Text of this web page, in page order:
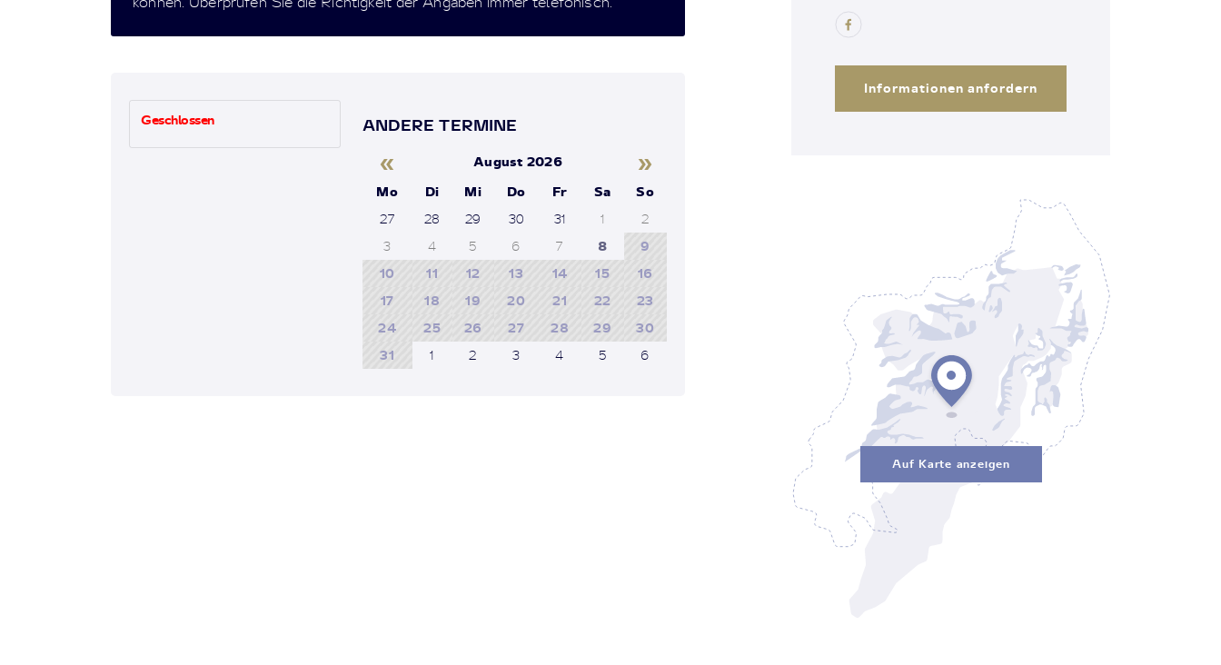
Geschlossen ANDERE TERMINE
« August 2026 »
Mo Di Mi Do Fr Sa
So
27
28 29 30 31 1
2
3
4 5 6 7 8
9
10
11 12 13 14 15
16
17
18 19 20 21 22
23
24
25 26 27 28 29
30
31
1 2 3 4 5 6
Informationen anfordern
Auf Karte anzeigen